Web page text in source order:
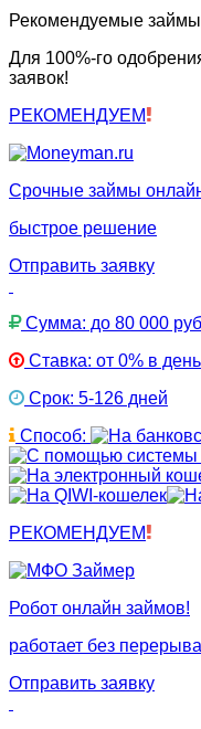
Рекомендуемые займы
Для 100%-го
заявок!
РЕКОМЕНДУЕМ
Срочные займы
быстрое решение
Отправить заявку
Сумма: до 80 000
Ставка: от 0% в день
Срок: 5-126 дней
Способ:
РЕКОМЕНДУЕМ
Робот онлайн займов!
работает без
Отправить заявку